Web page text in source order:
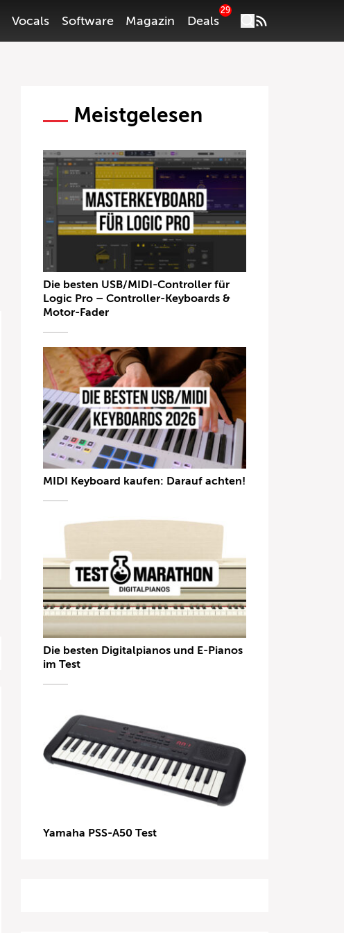
Vocals Software Magazin Deals
29
Meistgelesen
Die besten USB/MIDI-Controller für
Logic Pro – Controller-Keyboards &
Motor-Fader
MIDI Keyboard kaufen: Darauf achten!
Die besten Digitalpianos und E-Pianos
im Test
Yamaha PSS-A50 Test